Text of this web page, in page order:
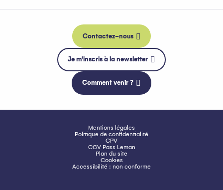
Contactez-nous
Je m'inscris à la newsletter
Comment venir ?
Mentions légales
Politique de confidentialité
CPV
CGV Pass Leman
Plan du site
Cookies
Accessibilité : non conforme